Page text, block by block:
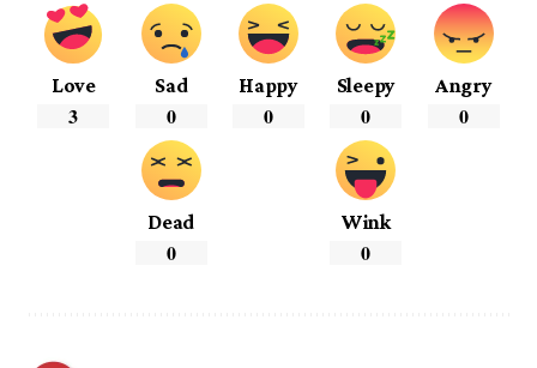
Love
3
Sad
0
Happy
0
Sleepy
0
Angry
0
Dead
0
Wink
0